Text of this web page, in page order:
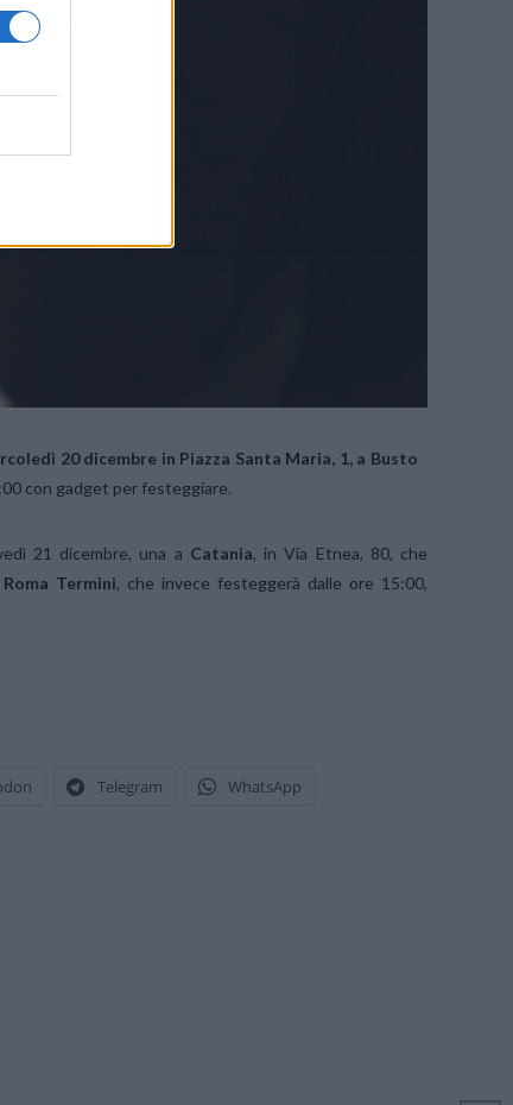
20 dicembre in Piazza Santa Maria, 1, a Busto
con gadget per festeggiare.
21 dicembre, una a Catania, in Via Etnea, 80, che
Termini, che invece festeggerà dalle ore 15:00,
Telegram WhatsApp